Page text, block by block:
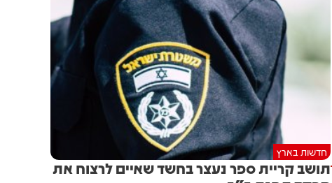
חדשות בארץ
תושב קריית ספר נעצר בחשד שאיים לרצוח את